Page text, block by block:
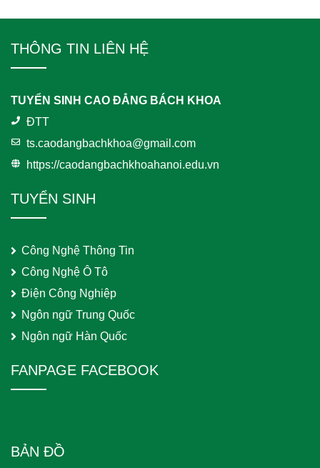
THÔNG TIN LIÊN HỆ
TUYỂN SINH CAO ĐẲNG BÁCH KHOA
ĐTT
ts.caodangbachkhoa@gmail.com
https://caodangbachkhoahanoi.edu.vn
TUYỂN SINH
Công Nghệ Thông Tin
Công Nghệ Ô Tô
Điện Công Nghiệp
Ngôn ngữ Trung Quốc
Ngôn ngữ Hàn Quốc
FANPAGE FACEBOOK
BẢN ĐỒ